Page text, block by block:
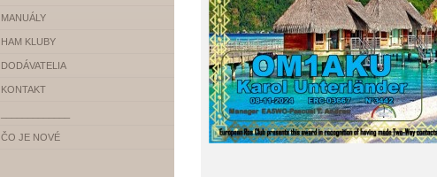
MANUÁLY
HAM KLUBY
DODÁVATELIA
KONTAKT
ČO JE NOVÉ